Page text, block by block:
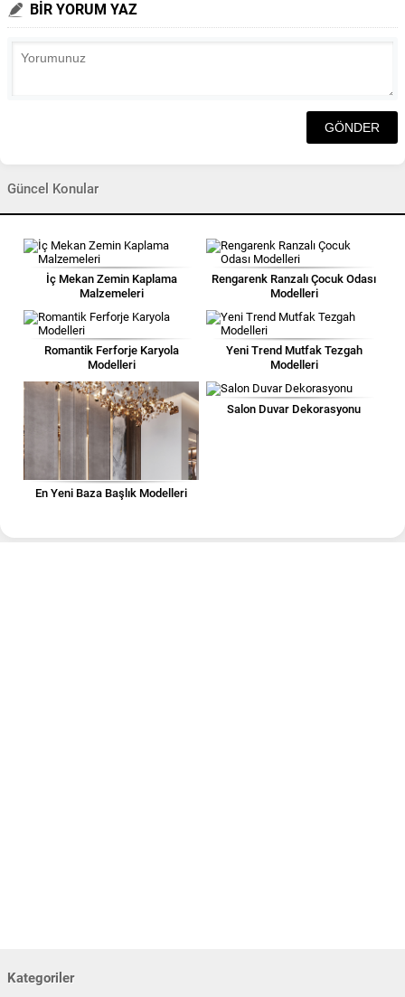
BİR YORUM YAZ
Güncel Konular
İç Mekan Zemin Kaplama
Malzemeleri
Rengarenk Ranzalı Çocuk Odası
Modelleri
Romantik Ferforje Karyola
Modelleri
Yeni Trend Mutfak Tezgah
Modelleri
En Yeni Baza Başlık Modelleri
Salon Duvar Dekorasyonu
Kategoriler